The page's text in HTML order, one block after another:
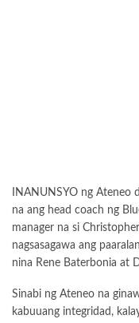
INANUNSYO ng Ateneo
na ang head coach ng
manager na si
nagsasagawa ang
nina Rene Baterbonia at
Sinabi ng Ateneo na
kabuuang integridad,